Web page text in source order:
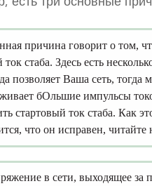
причина говорит о том,
стаба. Здесь есть
позволяет Ваша сеть, тогда
бОльшие импульсы
стартовый ток стаба. Как
что он исправен, читайте
в сети, выходящее за